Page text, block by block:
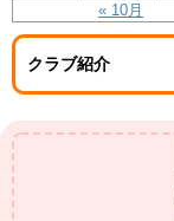
« 10月
クラブ紹介